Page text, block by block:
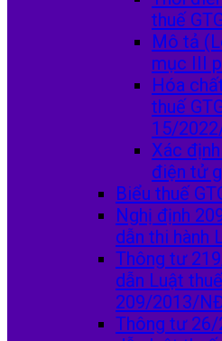
thuế
Mô tả
mục III
Hóa
thuế
15/
Xác
điện tử
Biểu thuế
Nghị định
dẫn thi hành
Thông tư
dẫn Luật
209/2013/
Thông tư 26/